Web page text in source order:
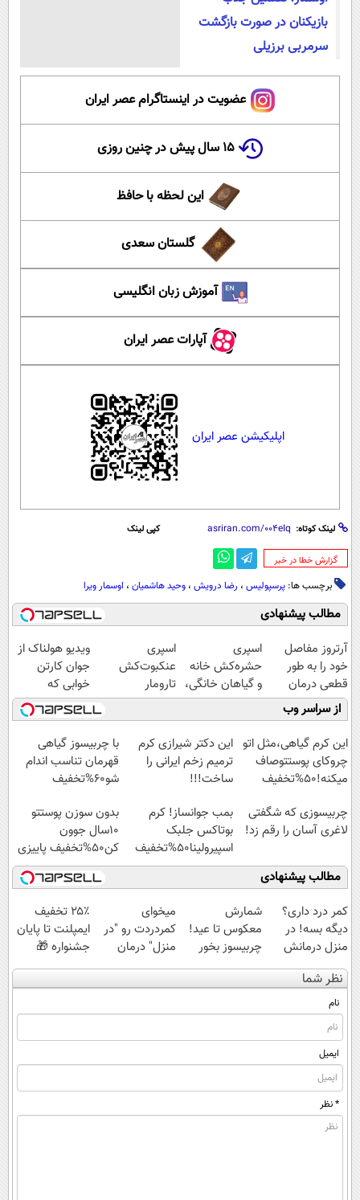
بازیکنان در صورت بازگشت
سرمربی برزیلی
عضویت در اینستاگرام عصر ایران
۱۵ سال پیش در چنین روزی
این لحظه با حافظ
گلستان سعدی
آموزش زبان انگلیسی
آپارات عصر ایران
اپلیکیشن عصر ایران
لینک کوتاه: کپی لینک
‌گزارش خطا در خبر
برچسب ها: پرسپولیس ، رضا درویش ، وحید هاشمیان ، اوسمار ویرا
مطالب پیشنهادی
آرتروز مفاصل
خود را به طور
قطعی درمان
کنید!
◗پرسش‌نامه◖
اسپری
حشره‌کش خانه
و گیاهان خانگی،
نابودکننده انواع
حشرات خانگی و
آفات
اسپری
عنکبوت‌‌کش
تارومار
ازبین‌برنده انواع
عنکبوت
ویدیو هولناک از
جوان کارتن
خوابی که
میلیاردر شد.
آموزش رایگان
از سراسر وب
این کرم گیاهی،مثل اتو
چروکای پوستتوصاف
میکنه!50%تخفیف
این دکتر شیرازی کرم
ترمیم زخم ایرانی را
ساخت!!!
با چربیسوز گیاهی
قهرمان تناسب اندام
شو60%تخفیف
چربیسوزی که شگفتی
لاغری آسان را رقم زد!
بمب جوانساز! کرم
بوتاکس جلبک
اسپیرولینا50%تخفیف
بدون سوزن پوستتو
10سال جوون
کن50%تخفیف پاییزی
مطالب پیشنهادی
کمر درد داری؟
دیگه بسه! در
منزل درمانش
کن
(◀پرسش‌نامه)
شمارش
معکوس تا عید!
چربیسوز بخور
لاغر شو
میخوای
کمردردت رو "در
منزل" درمان
کنی؟ (◂فیلم +
◂پرسش‌نامه)
۲۵٪ تخفیف
ایمپلنت تا پایان
جشنواره 🎁
نظر شما
نام
ایمیل
* نظر